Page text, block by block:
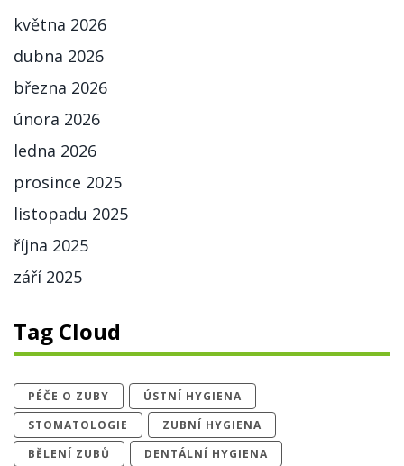
května 2026
dubna 2026
března 2026
února 2026
ledna 2026
prosince 2025
listopadu 2025
října 2025
září 2025
Tag Cloud
PÉČE O ZUBY
ÚSTNÍ HYGIENA
STOMATOLOGIE
ZUBNÍ HYGIENA
BĚLENÍ ZUBŮ
DENTÁLNÍ HYGIENA